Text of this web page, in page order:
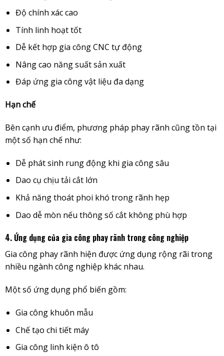
Độ chính xác cao
Tính linh hoạt tốt
Dễ kết hợp gia công CNC tự động
Nâng cao năng suất sản xuất
Đáp ứng gia công vật liệu đa dạng
Hạn chế
Bên cạnh ưu điểm, phương pháp phay rãnh cũng tồn tại
một số hạn chế như:
Dễ phát sinh rung động khi gia công sâu
Dao cụ chịu tải cắt lớn
Khả năng thoát phoi khó trong rãnh hẹp
Dao dễ mòn nếu thông số cắt không phù hợp
4. Ứng dụng của gia công phay rãnh trong công nghiệp
Gia công phay rãnh hiện được ứng dụng rộng rãi trong
nhiều ngành công nghiệp khác nhau.
Một số ứng dụng phổ biến gồm:
Gia công khuôn mẫu
Chế tạo chi tiết máy
Gia công linh kiện ô tô